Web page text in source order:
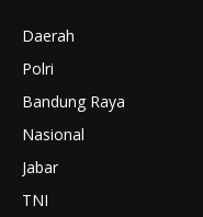
Daerah
Polri
Bandung Raya
Nasional
Jabar
TNI